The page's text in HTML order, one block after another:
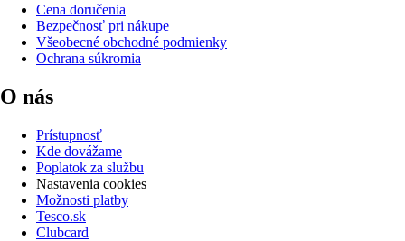
Cena doručenia
Bezpečnosť pri nákupe
Všeobecné obchodné podmienky
Ochrana súkromia
O nás
Prístupnosť
Kde dovážame
Poplatok za službu
Nastavenia cookies
Možnosti platby
Tesco.sk
Clubcard